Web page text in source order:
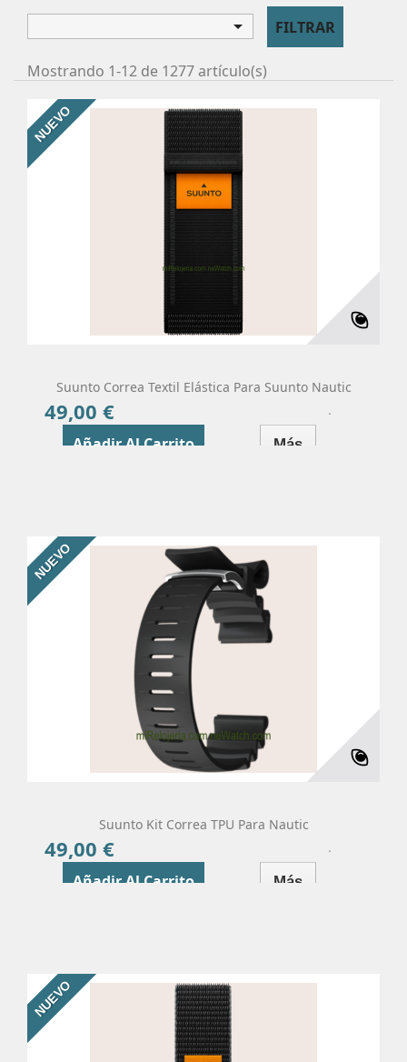
 FILTRAR
Mostrando 1-12 de 1277 artículo(s)
Suunto Correa Textil Elástica Para Suunto Nautic
49,00 €
Añadir Al Carrito Más
NUEVO
Suunto Kit Correa TPU Para Nautic
49,00 €
Añadir Al Carrito Más
NUEVO
NUEVO